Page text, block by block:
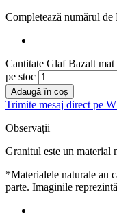
Completează numărul de
Cantitate Glaf Bazalt
pe stoc
Adaugă în coș
Trimite mesaj direct pe
Observații
Granitul este un material
*Materialele naturale au
parte. Imaginile